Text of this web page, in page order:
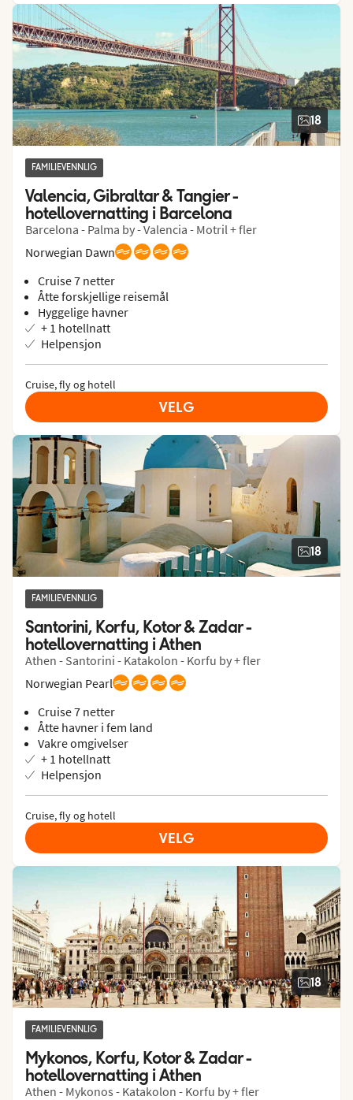
18
FAMILIEVENNLIG
Valencia, Gibraltar & Tangier -
hotellovernatting i Barcelona
Barcelona - Palma by - Valencia - Motril + fler
Norwegian Dawn
Cruise 7 netter
Åtte forskjellige reisemål
Hyggelige havner
+ 1 hotellnatt
Helpensjon
Cruise, fly og hotell
VELG
18
FAMILIEVENNLIG
Santorini, Korfu, Kotor & Zadar -
hotellovernatting i Athen
Athen - Santorini - Katakolon - Korfu by + fler
Norwegian Pearl
Cruise 7 netter
Åtte havner i fem land
Vakre omgivelser
+ 1 hotellnatt
Helpensjon
Cruise, fly og hotell
VELG
18
FAMILIEVENNLIG
Mykonos, Korfu, Kotor & Zadar -
hotellovernatting i Athen
Athen - Mykonos - Katakolon - Korfu by + fler